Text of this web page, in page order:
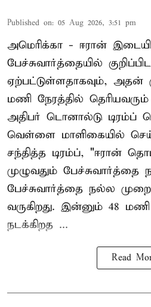
Published on: 05 Aug 2026, 3:51 pm
அமெரிக்கா - ஈரான்
பேச்சுவார்த்தையில்
ஏற்பட்டுள்ளதாகவும், அதன்
மணி நேரத்தில்
அதிபர் டொனால்டு டிரம்ப்
வெள்ளை மாளிகையில்
சந்தித்த டிரம்ப், "ஈரான்
முழுவதும் பேச்சுவார்த்தை
பேச்சுவார்த்தை நல்ல
வருகிறது. இன்னும் 48
நடக்கிறத ...
Read